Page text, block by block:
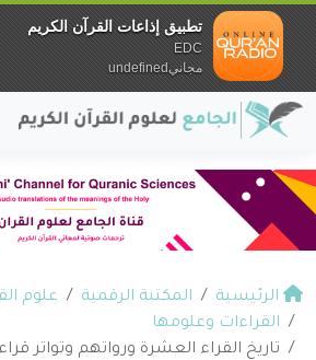
الرئيسية المكتبة الرقمية
علوم
القراءات وعلومها
تاريخ القراء العشرة ورواتهم وتواتر
تطبيق إذاعات القرآن الكريم
EDC
مجانيundefined